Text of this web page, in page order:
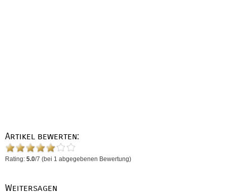
Artikel bewerten:
Rating: 5.0/7 (bei 1 abgegebenen Bewertung)
Weitersagen